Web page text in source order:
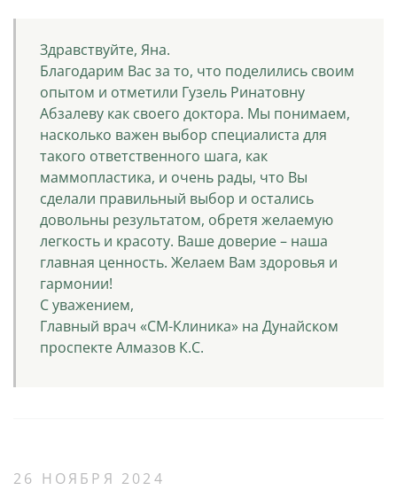
Здравствуйте, Яна.
Благодарим Вас за то, что поделились своим
опытом и отметили Гузель Ринатовну
Абзалеву как своего доктора. Мы понимаем,
насколько важен выбор специалиста для
такого ответственного шага, как
маммопластика, и очень рады, что Вы
сделали правильный выбор и остались
довольны результатом, обретя желаемую
легкость и красоту. Ваше доверие – наша
главная ценность. Желаем Вам здоровья и
гармонии!
С уважением,
Главный врач «СМ-Клиника» на Дунайском
проспекте Алмазов К.С.
26 НОЯБРЯ 2024